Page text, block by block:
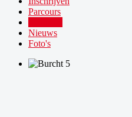
Parcours
Nieuws
Foto's